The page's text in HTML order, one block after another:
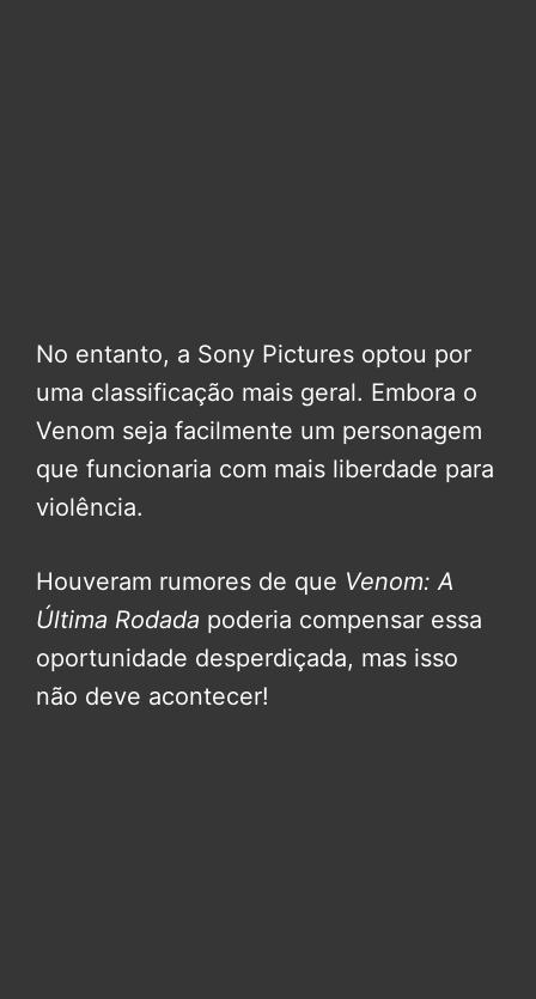
No entanto, a Sony Pictures optou por
uma classificação mais geral. Embora o
Venom seja facilmente um personagem
que funcionaria com mais liberdade para
violência.
Houveram rumores de que Venom: A
Última Rodada poderia compensar essa
oportunidade desperdiçada, mas isso
não deve acontecer!